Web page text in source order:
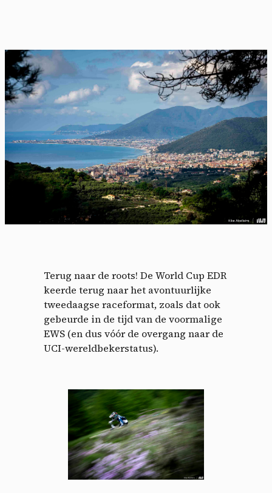
Terug naar de roots! De World Cup EDR
keerde terug naar het avontuurlijke
tweedaagse raceformat, zoals dat ook
gebeurde in de tijd van de voormalige
EWS (en dus vóór de overgang naar de
UCI-wereldbekerstatus).